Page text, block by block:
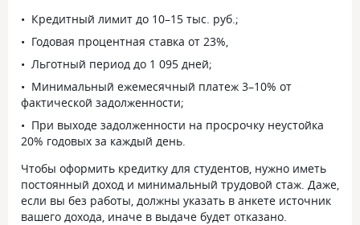
Кредитный лимит до 10–15 тыс. руб.;
Годовая процентная ставка от 23%,
Льготный период до 1 095 дней;
Минимальный ежемесячный платеж 3–10% от
фактической задолженности;
При выходе задолженности на просрочку неустойка
20% годовых за каждый день.
Чтобы оформить кредитку для студентов, нужно иметь
постоянный доход и минимальный трудовой стаж. Даже,
если вы без работы, должны указать в анкете источник
вашего дохода, иначе в выдаче будет отказано.